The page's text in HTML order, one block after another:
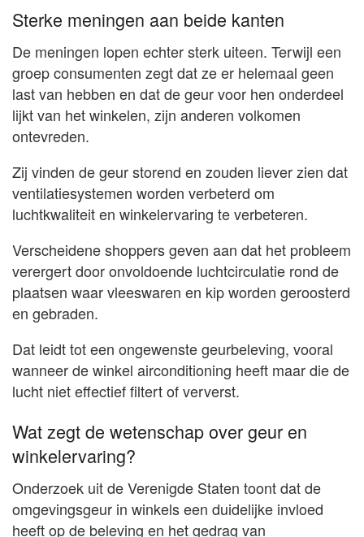
Sterke meningen aan beide kanten
De meningen lopen echter sterk uiteen. Terwijl een
groep consumenten zegt dat ze er helemaal geen
last van hebben en dat de geur voor hen onderdeel
lijkt van het winkelen, zijn anderen volkomen
ontevreden.
Zij vinden de geur storend en zouden liever zien dat
ventilatiesystemen worden verbeterd om
luchtkwaliteit en winkelervaring te verbeteren.
Verscheidene shoppers geven aan dat het probleem
verergert door onvoldoende luchtcirculatie rond de
plaatsen waar vleeswaren en kip worden geroosterd
en gebraden.
Dat leidt tot een ongewenste geurbeleving, vooral
wanneer de winkel airconditioning heeft maar die de
lucht niet effectief filtert of ververst.
Wat zegt de wetenschap over geur en
winkelervaring?
Onderzoek uit de Verenigde Staten toont dat de
omgevingsgeur in winkels een duidelijke invloed
heeft op de beleving en het gedrag van